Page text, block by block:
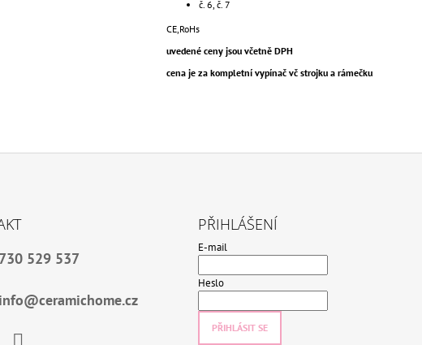
č. 6, č. 7
CE,RoHs
uvedené ceny jsou včetně DPH
cena je za kompletní vypínač vč strojku a rámečku
529 537
PŘIHLÁŠENÍ
E-mail
Heslo
PŘIHLÁSIT SE